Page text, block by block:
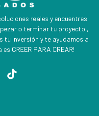
reales y encuentres
o terminar tu proyecto ,
tu inversión y te ayudamos a
CREER PARA CREAR!